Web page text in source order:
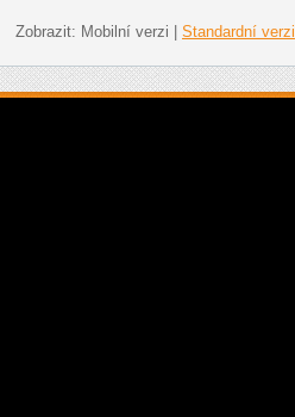
Zobrazit: Mobilní verzi Standardní verzi